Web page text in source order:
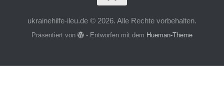
ukrainehilfe-ileu.de © 2026. Alle Rechte vorbehalten.
Präsentiert von - Entworfen mit dem Hueman-Theme